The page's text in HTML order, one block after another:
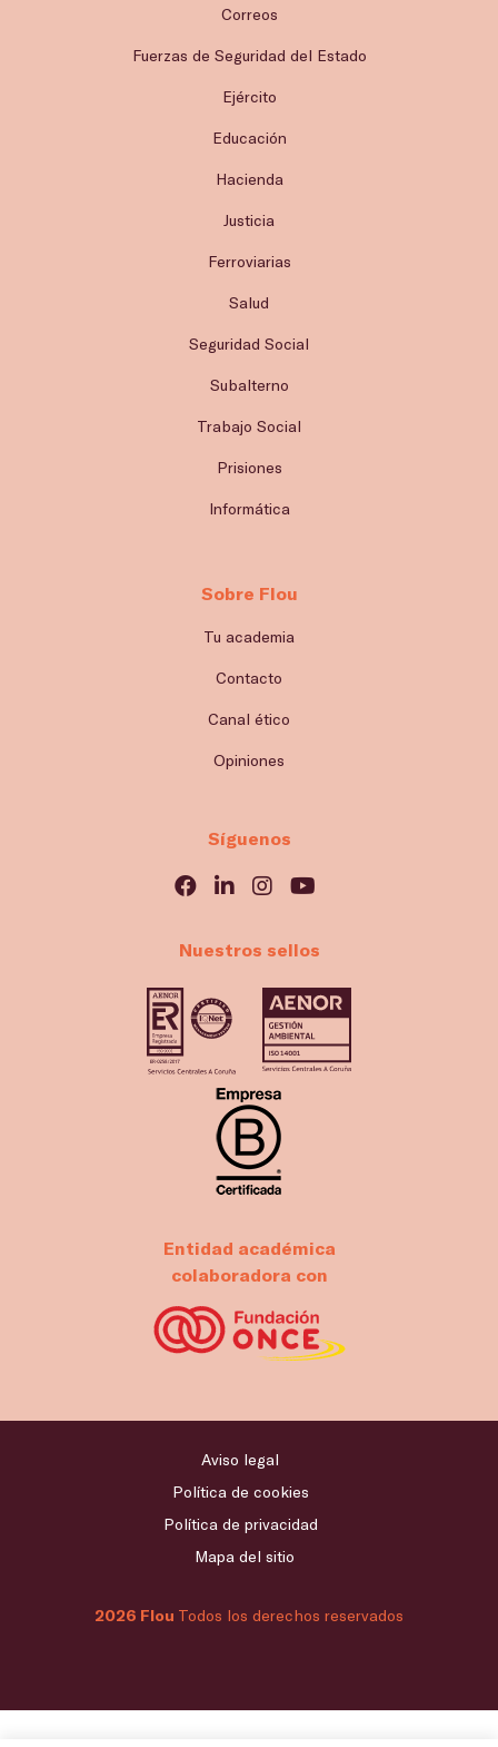
Correos
Fuerzas de Seguridad del Estado
Ejército
Educación
Hacienda
Justicia
Ferroviarias
Salud
Seguridad Social
Subalterno
Trabajo Social
Prisiones
Informática
Sobre Flou
Tu academia
Contacto
Canal ético
Opiniones
Síguenos
Nuestros sellos
Entidad académica
colaboradora con
2026 Flou Todos los derechos reservados
Aviso legal
Política de cookies
Política de privacidad
Mapa del sitio